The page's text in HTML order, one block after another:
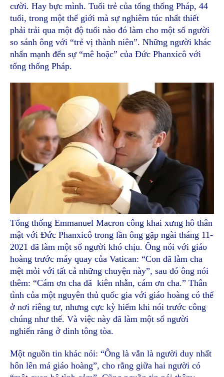
cười. Hay bực mình. Tuổi trẻ của tổng thống Pháp, 44
tuổi, trong một thế giới mà sự nghiêm túc nhất thiết
phải trải qua một độ tuổi nào đó làm cho một số người
so sánh ông với “trẻ vị thành niên”. Những người khác
nhấn mạnh đến sự “mê hoặc” của Đức Phanxicô với
tổng thống Pháp.
Tổng thống Emmanuel Macron công khai xưng hô thân
mật với Đức Phanxicô trong lần ông gặp ngài tháng 11-
2021 đã làm một số người khó chịu. Ông nói với giáo
hoàng trước máy quay của Vatican: “Con đã làm cha
mệt mỏi với tất cả những chuyện này”, sau đó ông nói
thêm: “Cám ơn cha đã kiên nhẫn, cám ơn cha.” Thân
tình của một nguyên thủ quốc gia với giáo hoàng có thể
ở nơi riêng tư, nhưng cực kỳ hiếm khi nói trước công
chúng như thế. Và việc này đã làm một số người
nghiến răng ở dinh tông tòa.
Một nguồn tin khác nói: “Ông là vẫn là người duy nhất
hôn lên má giáo hoàng”, cho rằng giữa hai người có